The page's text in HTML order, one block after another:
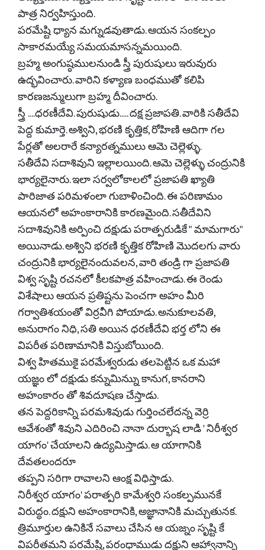
పాత్ర నిర్వహిస్తుంది.
పరమేష్టి ధ్యాన మగ్నుడవుతాడు. ఆయన సంకల్పం
సాకారమయ్యే సమయమాసన్నమయింది.
బ్రహ్మ అంగుష్ఠములనుండి స్త్రీ పురుషులు ఇరువురు
ఉద్భవించారు. వారిని కళ్యాణ బంధముతో కలిపి
కారణజన్ములుగా బ్రహ్మ దీవించారు.
స్త్రీ ....ధరణీదేవి. పురుషుడు..... దక్ష ప్రజాపతి. వారికి సతీదేవి
పెద్ద కుమార్తె. అశ్విని, భరణి కృత్తిక, రోహిణి ఆదిగా గల
పేర్లతో అలరారే కన్యారత్నములు ఆమె చెల్లెళ్ళు.
సతీదేవి సదాశివుని ఇల్లాలయింది. ఆమె చెల్లెళ్ళు చంద్రునికి
భార్యలైనారు. ఇలా సర్వలోకాలలో ప్రజాపతి ఖ్యాతి
పారిజాత పరిమళంలా గుబాళించింది. ఈ పరిణామం
ఆయనలో అహంకారానికి కారణమైంది. సతీదేవిని
సదాశివునికి అర్పించి దక్షుడు పరాత్పరుడికే " మామగారు"
అయినాడు. అశ్విని భరణి కృత్తిక రోహిణి మొదలగు వారు
చంద్రునికి భార్యలైనందువలన, వారి తండ్రి గా ప్రజాపతి
విశ్వ సృష్టి రచనలో కీలకపాత్ర వహించాడు. ఈ రెండు
విశేషాలు ఆయన ప్రతిష్టను పెంచగా అహం మీరి
గర్వాతిశయంతో విర్రవీగి పోయాడు. అనుకూలవతి,
అనురాగం నిధి, సతి అయిన ధరణీదేవి భర్త లోని ఈ
విపరీత పరిణామానికి విస్తుబోయింది.
విశ్వ హితముకై పరమేశ్వరుడు తలపెట్టిన ఒక మహా
యజ్ఞం లో దక్షుడు కన్నుమిన్నుు కానుగ, కానరాని
అహంకారం తో శివదూషణ చేస్తాడు.
తన పెద్దరికాన్ని పరమశివుడు గుర్తించలేదన్న వెర్రి
ఆవేశంతో శివుని ఎదిరించి నానా దుర్భాష లాడి ' నిరీశ్వర
యాగం' చేయాలని ఉద్యమిస్తాడు. ఆ యాగానికి
దేవతలందరూ
తప్పని సరిగా రావాలని ఆంక్ష విధిస్తాడు.
నిరీశ్వర యాగం' పరాత్పరి కామేశ్వరి సంకల్పమునకే
విరుద్ధం. దక్షుని అహంకారానికి, అజ్ఞానానికి మచ్చుతునక.
త్రిమూర్తుల ఉనికినే సవాలు చేసిన ఆ యజ్నం సృష్టి కే
విపరీతమని పరమేష్టి, పరంధాముడు దక్షుని ఆహ్వానాన్ని